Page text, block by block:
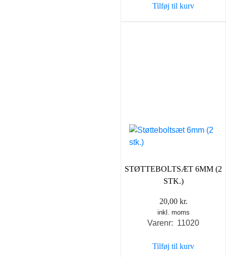
1.000,00 kr..
Tilføj til kurv
STØTTEBOLTSÆT 6MM (2
STK.)
20,00 kr.
inkl. moms
Varenr: 11020
Tilføj til kurv